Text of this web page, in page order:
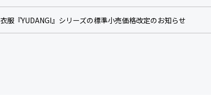
衣服『YUDANGI』シリーズの標準小売価格改定のお知らせ